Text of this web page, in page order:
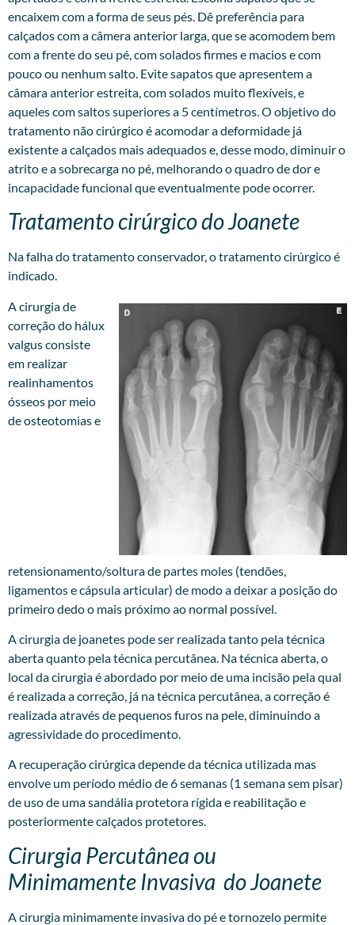
encaixem com a forma de seus pés. Dê preferência para
calçados com a câmera anterior larga, que se acomodem bem
com a frente do seu pé, com solados firmes e macios e com
pouco ou nenhum salto. Evite sapatos que apresentem a
câmara anterior estreita, com solados muito flexíveis, e
aqueles com saltos superiores a 5 centímetros. O objetivo do
tratamento não cirúrgico é acomodar a deformidade já
existente a calçados mais adequados e, desse modo, diminuir o
atrito e a sobrecarga no pé, melhorando o quadro de dor e
incapacidade funcional que eventualmente pode ocorrer.
Tratamento cirúrgico do Joanete
Na falha do tratamento conservador, o tratamento cirúrgico é
indicado.
A cirurgia de
correção do hálux
valgus consiste
em realizar
realinhamentos
ósseos por meio
de osteotomias e
retensionamento/soltura de partes moles (tendões,
ligamentos e cápsula articular) de modo a deixar a posição do
primeiro dedo o mais próximo ao normal possível.
A cirurgia de joanetes pode ser realizada tanto pela técnica
aberta quanto pela técnica percutânea. Na técnica aberta, o
local da cirurgia é abordado por meio de uma incisão pela qual
é realizada a correção, já na técnica percutânea, a correção é
realizada através de pequenos furos na pele, diminuindo a
agressividade do procedimento.
A recuperação cirúrgica depende da técnica utilizada mas
envolve um período médio de 6 semanas (1 semana sem pisar)
de uso de uma sandália protetora rígida e reabilitação e
posteriormente calçados protetores.
Cirurgia Percutânea ou
Minimamente Invasiva do Joanete
Acirurgia minimamente invasivado pé e tornozelo permite